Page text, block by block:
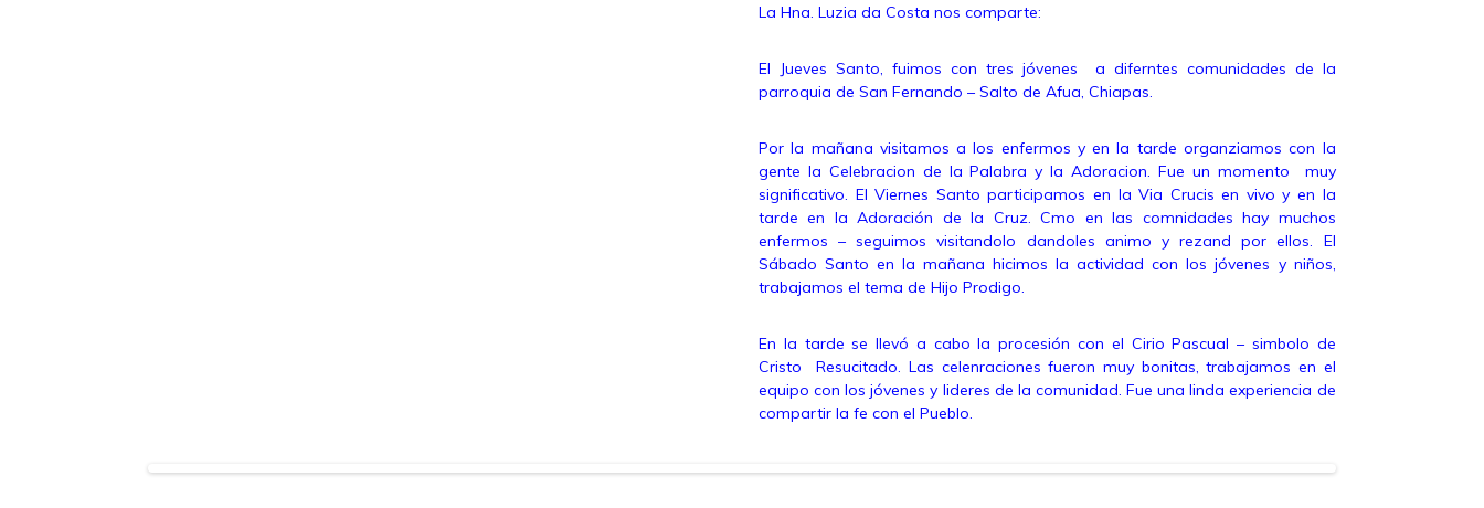
La Hna. Luzia da Costa nos comparte:
El Jueves Santo, fuimos con tres jóvenes a diferntes comunidades de la
parroquia de San Fernando – Salto de Afua, Chiapas.
Por la mañana visitamos a los enfermos y en la tarde organziamos con la
gente la Celebracion de la Palabra y la Adoracion. Fue un momento muy
significativo. El Viernes Santo participamos en la Via Crucis en vivo y en la
tarde en la Adoración de la Cruz. Cmo en las comnidades hay muchos
enfermos – seguimos visitandolo dandoles animo y rezand por ellos. El
Sábado Santo en la mañana hicimos la actividad con los jóvenes y niños,
trabajamos el tema de Hijo Prodigo.
En la tarde se llevó a cabo la procesión con el Cirio Pascual – simbolo de
Cristo Resucitado. Las celenraciones fueron muy bonitas, trabajamos en el
equipo con los jóvenes y lideres de la comunidad. Fue una linda experiencia de
compartir la fe con el Pueblo.